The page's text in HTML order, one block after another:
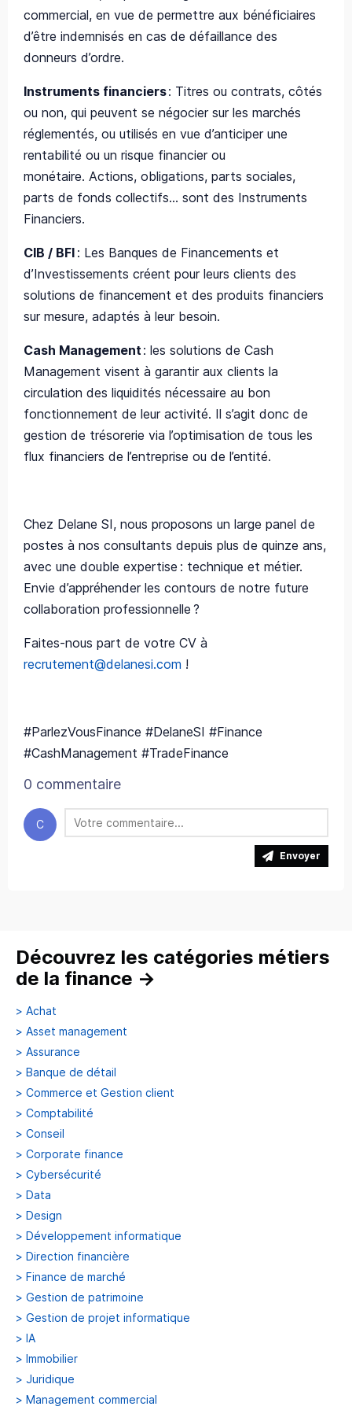
commercial, en vue de permettre aux bénéficiaires
d’être indemnisés en cas de défaillance des
donneurs d’ordre.
Instruments financiers: Titres ou contrats, côtés
ou non, qui peuvent se négocier sur les marchés
réglementés, ou utilisés en vue d’anticiper une
rentabilité ou un risque financier ou
monétaire. Actions, obligations, parts sociales,
parts de fonds collectifs… sont des Instruments
Financiers.
CIB / BFI : Les Banques de Financements et
d’Investissements créent pour leurs clients des
solutions de financement et des produits financiers
sur mesure, adaptés à leur besoin.
Cash Management : les solutions de Cash
Management visent à garantir aux clients la
circulation des liquidités nécessaire au bon
fonctionnement de leur activité. Il s’agit donc de
gestion de trésorerie via l’optimisation de tous les
flux financiers de l’entreprise ou de l’entité.
Chez Delane SI, nous proposons un large panel de
postes à nos consultants depuis plus de quinze ans,
avec une double expertise : technique et métier.
Envie d’appréhender les contours de notre future
collaboration professionnelle ?
Faites-nous part de votre CV à
recrutement@delanesi.com !
#ParlezVousFinance #DelaneSI #Finance
#CashManagement #TradeFinance
0 commentaire
C
Envoyer
Découvrez les catégories métiers
de la finance →
> Achat
> Asset management
> Assurance
> Banque de détail
> Commerce et Gestion client
> Comptabilité
> Conseil
> Corporate finance
> Cybersécurité
> Data
> Design
> Développement informatique
> Direction financière
> Finance de marché
> Gestion de patrimoine
> Gestion de projet informatique
> IA
> Immobilier
> Juridique
> Management commercial